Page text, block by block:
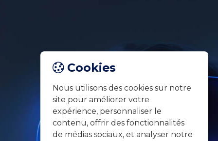
Cookies
Nous utilisons des cookies sur notre
site pour améliorer votre
expérience, personnaliser le
contenu, offrir des fonctionnalités
de médias sociaux, et analyser notre